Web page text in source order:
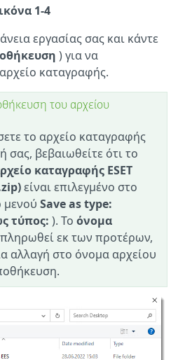
1-4
εργασίας σας και κάντε
) για να
καταγραφής.
του αρχείου
το αρχείο καταγραφής
σας, βεβαιωθείτε ότι το
καταγραφής ESET
είναι επιλεγμένο στο
μενού Save as type:
τύπος: ). Το όνομα
εκ των προτέρων,
αλλαγή στο όνομα αρχείου